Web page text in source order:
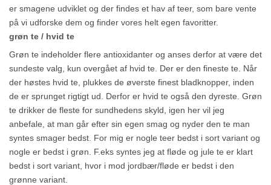
er smagene udviklet og der findes et hav af teer, som bare vente
på vi udforske dem og finder vores helt egen favoritter.
grøn te / hvid te
Grøn te indeholder flere antioxidanter og anses derfor at være det
sundeste valg, kun overgået af hvid te. Der er den fineste te. Når
der høstes hvid te, plukkes de øverste finest bladknopper, inden
de er sprunget rigtigt ud. Derfor er hvid te også den dyreste. Grøn
te drikker de fleste for sundhedens skyld, igen her vil jeg
anbefale, at man går efter sin egen smag og nyder den te man
syntes smager bedst. For mig er nogle teer bedst i sort variant og
nogle er bedst i grøn. F.eks syntes jeg at fløde og jule te er klart
bedst i sort variant, hvor i mod jordbær/fløde er bedst i den
grønne variant.